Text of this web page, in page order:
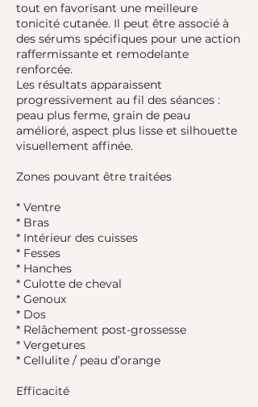
tout en favorisant une meilleure
tonicité cutanée. Il peut être associé à
des sérums spécifiques pour une action
raffermissante et remodelante
renforcée.
Les résultats apparaissent
progressivement au fil des séances :
peau plus ferme, grain de peau
amélioré, aspect plus lisse et silhouette
visuellement affinée.
Zones pouvant être traitées
* Ventre
* Bras
* Intérieur des cuisses
* Fesses
* Hanches
* Culotte de cheval
* Genoux
* Dos
* Relâchement post-grossesse
* Vergetures
* Cellulite / peau d’orange
Efficacité